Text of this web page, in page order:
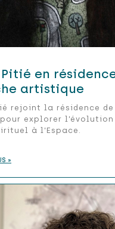
en
artistique
rejoint la résidence de
explorer l’évolution
à l’Espace.
»